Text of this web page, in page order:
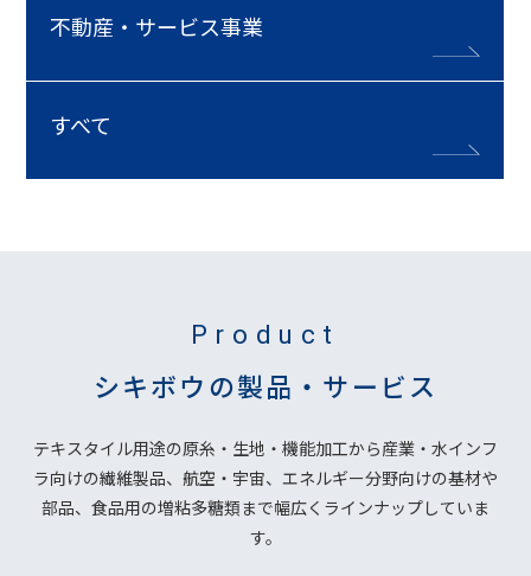
不動産・サービス事業
すべて
Product
シキボウの製品・サービス
テキスタイル用途の原糸・生地・機能加工から産業・水インフ
ラ向けの繊維製品、 航空・宇宙、エネルギー分野向けの基材や
部品、 食品用の増粘多糖類まで幅広くラインナップしていま
す。